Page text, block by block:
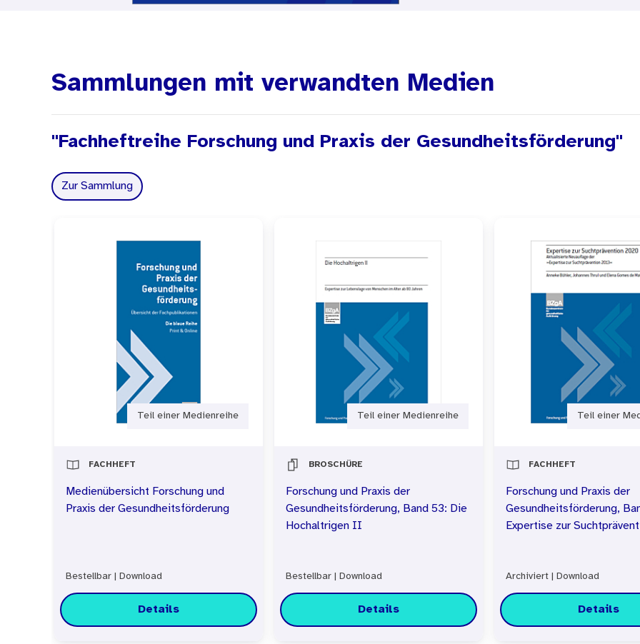
Bundeszentrale für gesundheitliche Aufklärung 2006 das Deutsche Institut für
erheben. Ende 2006 hat das Difu alle Kommunen mit mehr als 50000 Einwohnern
der Kommunen zwischen 10000 und 50000 Einwohnern sowie Landkreise befragt.
Die Analyse bestätigt eine breite Akteurslandschaft sowie zahlreiche und
Kommunen. Es fehlt allerdings vielfach noch an einer ausreichenden Vernetzung
kommunaler Ebene, und stellt diesen eine erste Datenbasis zur Verfügung. Damit
dazu bei, das Thema „kommunale Gesundheitsförderung und Prävention für
Fokus der gesundheitspolitischen Aufmerksamkeit zu rücken und
Gesunde-Städte-Netzwerk in ihren Aktivitäten zu bestärken.
Sammlungen mit verwandten Medien
"Fachheftreihe Forschung und Praxis der Gesundheitsförderung"
Zur Sammlung
Teil einer Medienreihe
FACHHEFT
Medienübersicht Forschung und
Praxis der Gesundheitsförderung
Bestellbar Download
Details
Teil einer Medienreihe
BROSCHÜRE
Forschung und Praxis der
Gesundheitsförderung, Band 53: Die
Hochaltrigen II
Bestellbar Download
Details
Teil einer
FACHHEFT
Forschung und Praxis der
Gesundheitsförderung,
Expertise zur
Archiviert Download
Details